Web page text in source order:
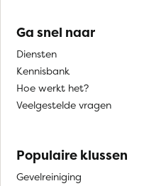
Ga snel naar
Diensten
Kennisbank
Hoe werkt het?
Veelgestelde vragen
Populaire klussen
Gevelreiniging